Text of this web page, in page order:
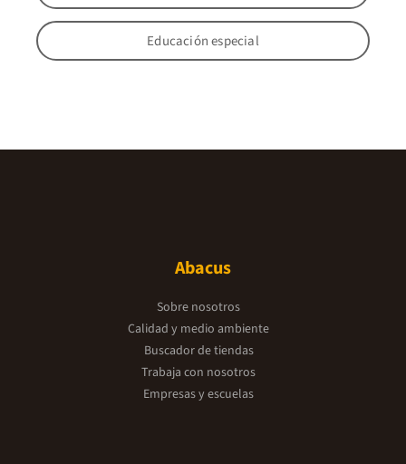
Educación especial
Abacus
Sobre nosotros
Calidad y medio ambiente
Buscador de tiendas
Trabaja con nosotros
Empresas y escuelas